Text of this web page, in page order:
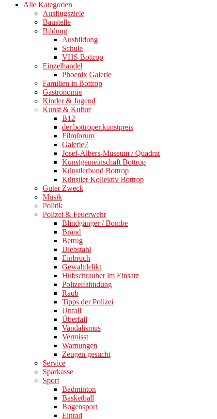
Alle Kategorien
Ausflugsziele
Baustelle
Bildung
Ausbildung
Schule
VHS Bottrop
Einzelhandel
Phoenix Galerie
Familien in Bottrop
Gastronomie
Kinder & Jugend
Kunst & Kultur
B12
der.bottroper.kunstpreis
Filmforum
Galerie7
Josef-Albers-Museum / Quadrat
Kunstgemeinschaft Bottrop
Künstlerbund Bottrop
Künstler Kollektiv Bottrop
Guter Zweck
Musik
Politik
Polizei & Feuerwehr
Blindgänger / Bombe
Brand
Betrug
Diebstahl
Einbruch
Gewaltdelikt
Hubschrauber im Einsatz
Polizeifahndung
Raub
Tipps der Polizei
Unfall
Überfall
Vandalismus
Vermisst
Warnungen
Zeugen gesucht
Service
Sparkasse
Sport
Badminton
Basketball
Bogensport
Einrad